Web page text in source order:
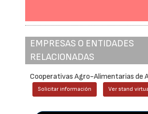
EMPRESAS O ENTIDADES
RELACIONADAS
Cooperativas Agro-Alimentarias de
Solicitar información Ver stand